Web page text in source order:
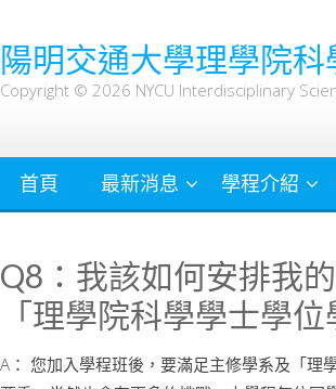
to
content
陽明交通大學理學院
Copyright © 2026 NYCU Interdisciplinary
首頁 最新消息 學程介紹
Q8：我該如何安排我
「理學院科學學士學
A： 您加入學程班後，要滿足主修學系及「理